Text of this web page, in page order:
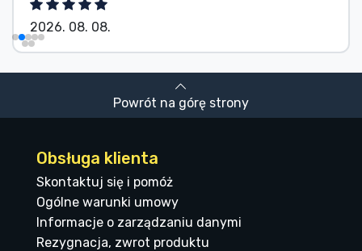
2026. 08. 08.
Powrót na górę strony
Obsługa klienta
Skontaktuj się i pomóż
Ogólne warunki umowy
Informacje o zarządzaniu danymi
Rezygnacja, zwrot produktu